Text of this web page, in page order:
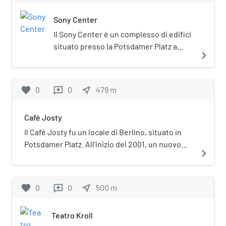
Sony Center
Il Sony Center è un complesso di edifici
situato presso la Potsdamer Platz a
navigate_next
favorite 0 reviews 0 near_me 479 m
Café Josty
Il Café Josty fu un locale di Berlino, situato in
Potsdamer Platz. All'inizio del 2001, un nuovo
Center, non lontano dalla sua collocazione
navigate_next
favorite 0 reviews 0 near_me 500 m
Teatro Kroll